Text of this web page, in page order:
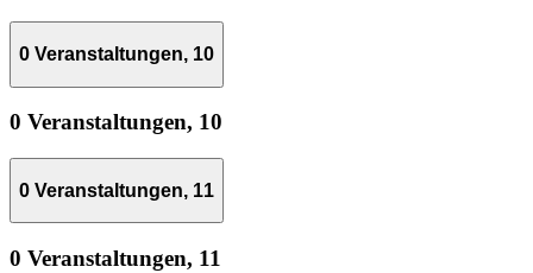
0 Veranstaltungen, 10
0 Veranstaltungen, 10
0 Veranstaltungen, 11
0 Veranstaltungen, 11